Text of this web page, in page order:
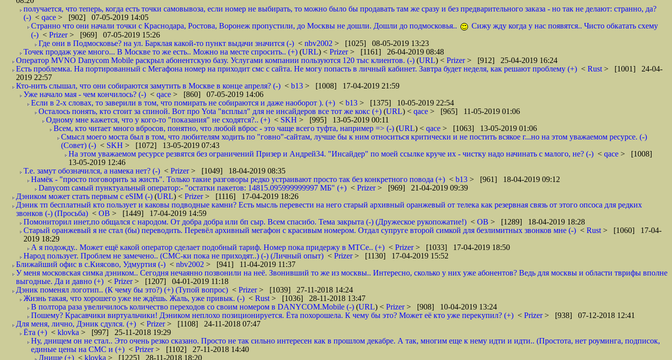
получается, что теперь, когда есть точки самовывоза, если номер не выбирать, то можно было бы продавать там же сразу и без предварительного заказа - но так не делают: странно, да?
(-) < qace > [902] 07-05-2019 14:05
Странно что они начали точки с Краснодара, Ростова, Воронеж пропустили, до Москвы не дошли. Дошли до подмосковья..
Сижу жду когда у нас появятся.. Чисто обкатать схему
(-) < Prizer> [969] 07-05-2019 15:26
Где они в Подмосковье? на ул. Барклая какой-то пункт выдачи значится (-) < nbv2002 > [1025] 08-05-2019 13:23
Точек продаж уже много... В Москве то же есть.. Можно на месте спросить.. (+) (URL) < Prizer> [1161] 26-04-2019 08:48
Оператор MVNO Danycom Mobile раскрыл абонентскую базу. Услугами компании пользуются 120 тыс клиентов. (-) (URL) < Prizer> [912] 25-04-2019 16:24
Есть проблемка. На портированный с Мегафона номер на приходит смс с сайта. Не могу попасть в личный кабинет. Завтра будет неделя, как решают проблему (+) < Rust > [1001] 24-04-
2019 22:57
Кто-нить слышал, что они собираются замутить в Москве в конце апреля? (-) < b13 > [1008] 17-04-2019 21:59
Уже начало мая - чем кончилось? (-) < qace > [860] 07-05-2019 14:06
Если в 2-х словах, то заверили в том, что помирать не собираются и даже наоборот ). (+) < b13 > [1375] 10-05-2019 22:54
Осталось понять, кто стоит за спиной. Вот про Yota "всплыл" для не инсайдеров все тот же кокс (+) (URL) < qace > [965] 11-05-2019 01:06
Одному мне кажется, что у кого-то "показания" не сходятся?.. (+) < SKH > [995] 13-05-2019 00:11
Всем, кто читает много вбросов, понятно, что любой вброс - это чаще всего туфта, например => (-) (URL) < qace > [1063] 13-05-2019 01:06
Смысл моего моста был в том, что любителям ходить по "говно"-сайтам, лучше бы к ним относиться критически и не постить всякое г...но на этом уважаемом ресурсе. (-)
(Совет) (-) < SKH > [1072] 13-05-2019 07:43
На этом уважаемом ресурсе резвятся без ограничений Призер и Андрей34. "Инсайдер" по моей ссылке круче их - чистку надо начинать с малого, не? (-) < qace > [1008]
13-05-2019 12:46
Т.е. замут обозначился, а намека нет? (-) < Prizer> [1049] 18-04-2019 08:35
Намёк - "просто поговорить за жисть". Только такие разговоры редко устраивают просто так без конкретного повода (+) < b13 > [961] 18-04-2019 09:12
Danycom самый пунктуальный оператор:- "остатки пакетов: 14815.095999999997 МБ" (+) < Prizer> [969] 21-04-2019 09:39
Дэником может стать первым с еSIM (-) (URL) < Prizer> [1116] 17-04-2019 18:26
Дэник тп бесплатный кто пользует и каковы подводные камни? Есть мысль перевести на него старый архивный оранжевый от телека как резервная связь от этого опсоса для редких
звонков (-) (Просьба) < ОВ > [1449] 17-04-2019 14:59
Помониторил инет,по общался с народом. От добра добра или бп сыр. Всем спасибо. Тема закрыта (-) (Дружеское рукопожатие!) < ОВ > [1289] 18-04-2019 18:28
Старый оранжевый я не стал (бы) переводить. Перевёл архивный мегафон с красивым номером. Отдал супруге второй симкой для безлимитных звонков мне (-) < Rust > [1060] 17-04-
2019 18:29
А я подожду.. Может ещё какой оператор сделает подобный тариф. Номер пока придержу в МТСе.. (+) < Prizer> [1033] 17-04-2019 18:50
Народ пользует. Проблем не замечено.. (СМС-ки пока не приходят..) (-) (Личный опыт) < Prizer> [1130] 17-04-2019 15:52
Ближайший офис в с.Киясово, Удмуртия (-) < nbv2002 > [941] 11-04-2019 11:37
У меня московская симка дэником.. Сегодня нечаянно позвонили на неё. Звонивший то же из москвы.. Интересно, сколько у них уже абонентов? Ведь для москвы и области тврифы вполне
выгодные. Да и давно (+) < Prizer> [1207] 04-01-2019 11:18
Дэник поменял логотип.. (К чему бы это?) (+) (Тупой вопрос) < Prizer> [1039] 27-11-2018 14:24
Жизнь такая, что хорошего уже не ждёшь. Жаль, уже привык. (-) < Rust > [1036] 28-11-2018 13:47
В полтора раза увеличилось количество переходов со своим номером в DANYCOM.Mobile (-) (URL) < Prizer> [908] 10-04-2019 13:24
Пошему? Красавчики виртуальчики! Дэником неплохо позиционируется. Ёта похорошела. К чему бы это? Может её кто уже перекупил? (+) < Prizer> [938] 07-12-2018 12:41
Для меня, лично, Дэник сдулся. (+) < Prizer> [1108] 24-11-2018 07:47
Ёта (+) < klovka > [997] 25-11-2018 19:29
Ну, днищем он не стал.. Это очень резко сказано. Просто не так сильно интересен как в прошлом декабре. А так, многим еще к нему идти и идти.. (Простота, нет роуминга, подписок,
единые цены на СМС и (+) < Prizer> [1102] 27-11-2018 14:40
Днище (+) < klovka > [1225] 28-11-2018 18:20